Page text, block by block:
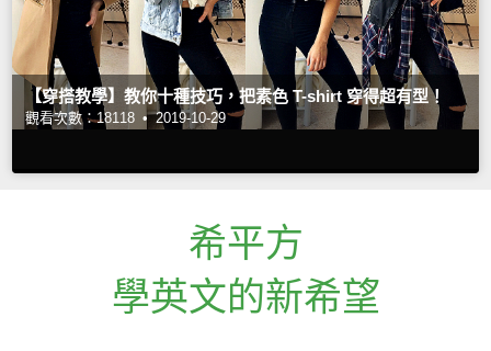
【穿搭教學】教你十種技巧，把素色 T-shirt 穿得超有型！
觀看次數：18118 • 2019-10-29
希平方
學英文的新希望